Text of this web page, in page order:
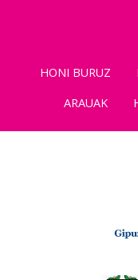
HONI BURUZ
ARAUAK